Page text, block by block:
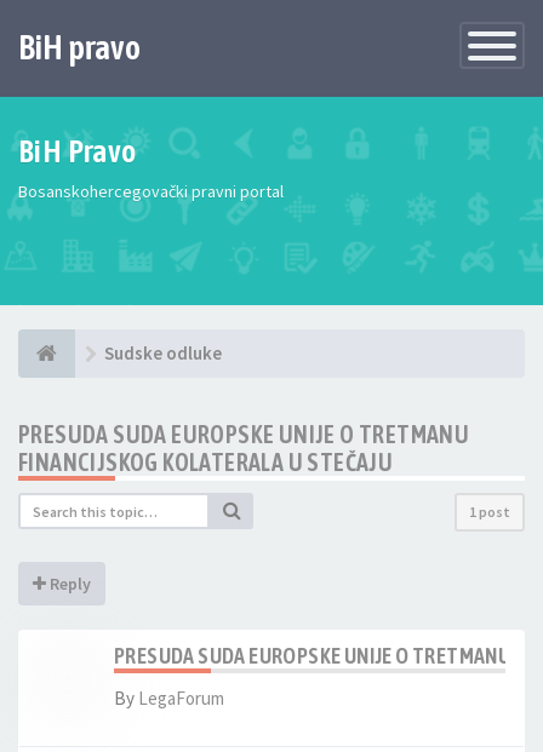
Toggle
BiH pravo
BiH Pravo
Bosanskohercegovački pravni portal
Sudske odluke
PRESUDA SUDA EUROPSKE UNIJE O TRETMANU
FINANCIJSKOG KOLATERALA U STEČAJU
1 post
Reply
PRESUDA SUDA EUROPSKE UNIJE O TRETMANU
By LegaForum